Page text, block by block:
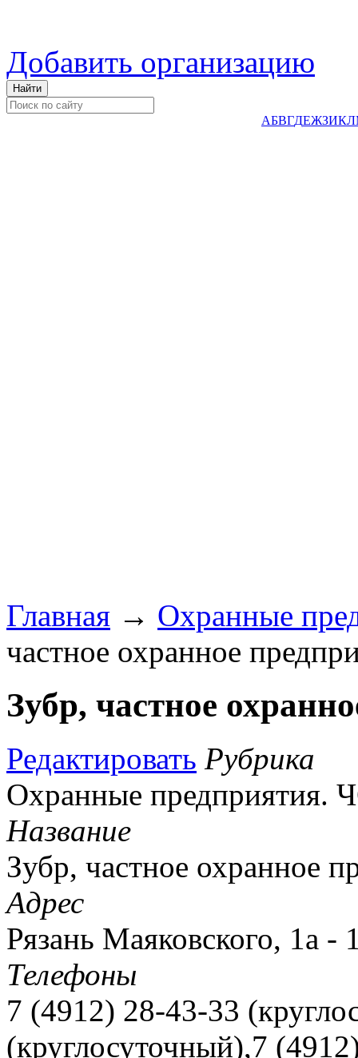
Добавить организацию
АБВГДЕЖЗИКЛ
Главная → Охранные
частное охранное
Зубр, частное
Редактировать Рубрика
Охранные предприятия.
Название
Зубр, частное охранное
Адрес
Рязань Маяковского, 1а
Телефоны
7 (4912) 28-43-33
(круглосуточный),7